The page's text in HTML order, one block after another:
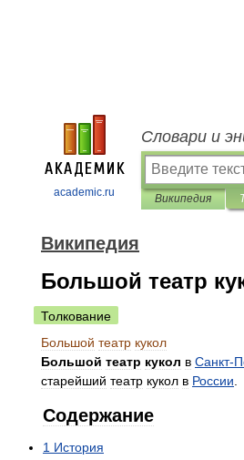
academic.ru
Словари и
Википедия
Википедия
Большой театр
Толкование
Большой театр кукол
Большой театр кукол в Санкт-
старейший театр кукол в России
Содержание
1 История